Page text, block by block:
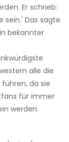
Er schrieb:
sein.' Das sagte
bekannter
alle die
da sie
für immer
werden.